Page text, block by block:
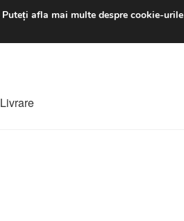
luni-vineri 9
Livrare
Puteți afla mai multe despre cookie-